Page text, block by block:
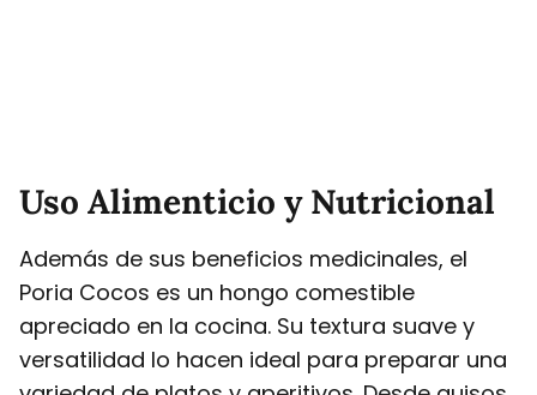
Uso Alimenticio y Nutricional
Además de sus beneficios medicinales, el
Poria Cocos es un hongo comestible
apreciado en la cocina. Su textura suave y
versatilidad lo hacen ideal para preparar una